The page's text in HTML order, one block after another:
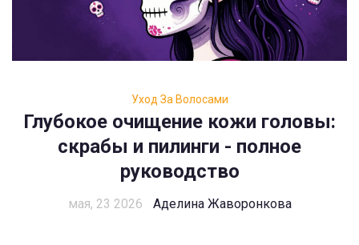
Уход За Волосами
Глубокое очищение кожи головы:
скрабы и пилинги - полное
руководство
мая, 23 2026 Аделина Жаворонкова